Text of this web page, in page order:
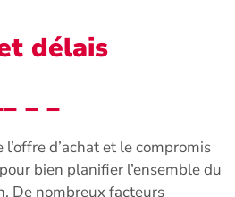
délais
d’achat et le compromis
bien planifier l’ensemble du
De nombreux facteurs